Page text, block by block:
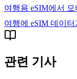
여행용 eSIM에서
여행에 eSIM 데이
관련 기사